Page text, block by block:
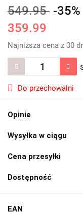
549.95 -35%
359.99
Najniższa cena z 30
Do przechowalni
Opinie
Wysyłka w ciągu
Cena przesyłki
Dostępność
EAN